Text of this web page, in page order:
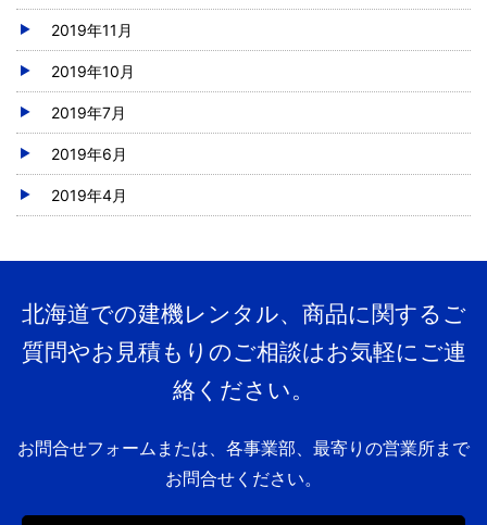
2019年11月
2019年10月
2019年7月
2019年6月
2019年4月
北海道での建機レンタル、商品に関するご
質問やお見積もりのご相談はお気軽にご連
絡ください。
お問合せフォームまたは、各事業部、最寄りの営業所まで
お問合せください。